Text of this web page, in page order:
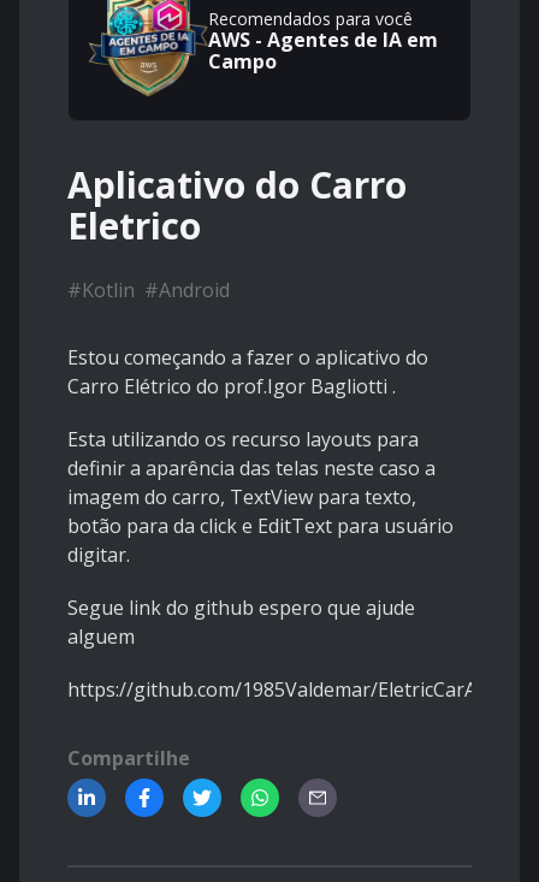
Recomendados para você
AWS - Agentes de IA em
Campo
Aplicativo do Carro
Eletrico
#Kotlin #Android
Estou começando a fazer o aplicativo do
Carro Elétrico do prof.Igor Bagliotti .
Esta utilizando os recurso layouts para
definir a aparência das telas neste caso a
imagem do carro, TextView para texto,
botão para da click e EditText para usuário
digitar.
Segue link do github espero que ajude
alguem
https://github.com/1985Valdemar/EletricCarApp.git
Compartilhe